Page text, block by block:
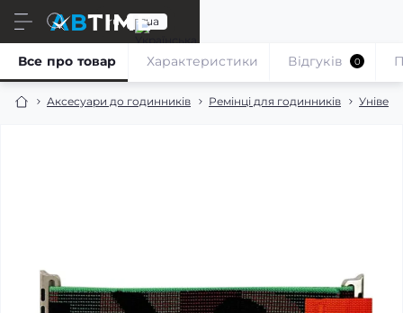
ru ua
Аксесуари до годинників Ремінці для годинників
Все про товар Характеристики Відгуків 0